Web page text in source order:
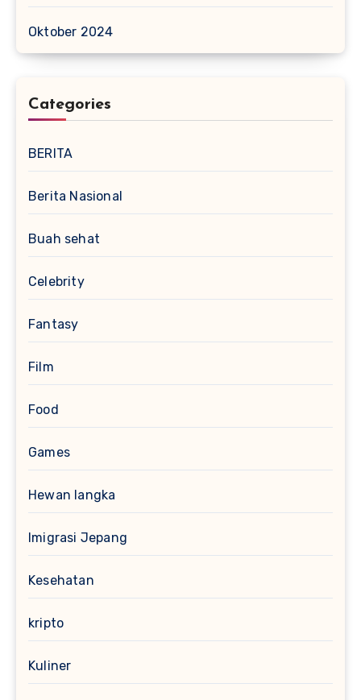
Oktober 2024
Categories
BERITA
Berita Nasional
Buah sehat
Celebrity
Fantasy
Film
Food
Games
Hewan langka
Imigrasi Jepang
Kesehatan
kripto
Kuliner